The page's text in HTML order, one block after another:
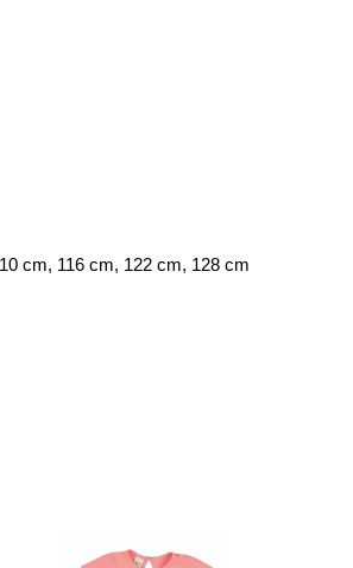
cm, 116 cm, 122 cm, 128 cm